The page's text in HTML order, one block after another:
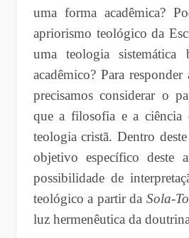
uma forma acadêmica?
apriorismo teológico da
uma teologia
acadêmico? Para responder
precisamos considerar o
que a filosofia e a ciência
teologia cristã. Dentro
objetivo específico deste
possibilidade de
teológico a partir da Sola-
luz hermenêutica da